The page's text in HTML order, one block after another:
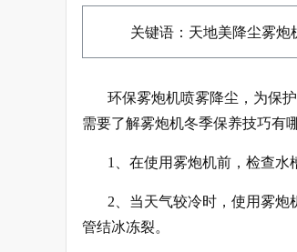
关键语：天地美降尘雾炮
环保雾炮机喷雾降尘，为保
需要了解雾炮机冬季保养技巧有哪
1、在使用雾炮机前，检查水
2、当天气较冷时，使用雾
管结冰冻裂。